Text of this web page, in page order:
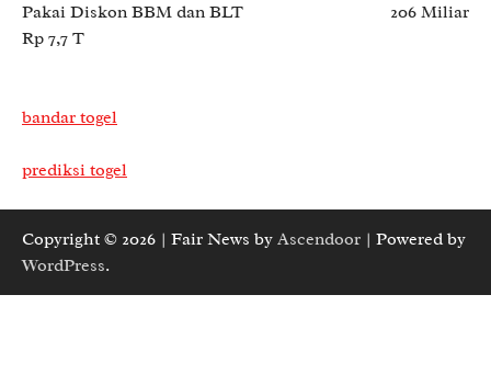
Pakai Diskon BBM dan BLT
Rp 7,7 T
206 Miliar
bandar togel
prediksi togel
Copyright © 2026 | Fair News by Ascendoor | Powered by
WordPress.